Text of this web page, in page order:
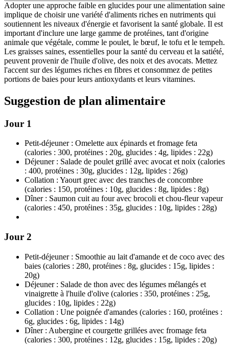
Adopter une approche faible en glucides pour une alimentation saine
implique de choisir une variété d'aliments riches en nutriments qui
soutiennent les niveaux d'énergie et favorisent la santé globale. Il est
important d'inclure une large gamme de protéines, tant d'origine
animale que végétale, comme le poulet, le bœuf, le tofu et le tempeh.
Les graisses saines, essentielles pour la santé du cerveau et la satiété,
peuvent provenir de l'huile d'olive, des noix et des avocats. Mettez
l'accent sur des légumes riches en fibres et consommez de petites
portions de baies pour leurs antioxydants et leurs vitamines.
Suggestion de plan alimentaire
Jour 1
Petit-déjeuner : Omelette aux épinards et fromage feta
(calories : 300, protéines : 20g, glucides : 4g, lipides : 22g)
Déjeuner : Salade de poulet grillé avec avocat et noix (calories
: 400, protéines : 30g, glucides : 12g, lipides : 26g)
Collation : Yaourt grec avec des tranches de concombre
(calories : 150, protéines : 10g, glucides : 8g, lipides : 8g)
Dîner : Saumon cuit au four avec brocoli et chou-fleur vapeur
(calories : 450, protéines : 35g, glucides : 10g, lipides : 28g)
Jour 2
Petit-déjeuner : Smoothie au lait d'amande et de coco avec des
baies (calories : 280, protéines : 8g, glucides : 15g, lipides :
20g)
Déjeuner : Salade de thon avec des légumes mélangés et
vinaigrette à l'huile d'olive (calories : 350, protéines : 25g,
glucides : 10g, lipides : 22g)
Collation : Une poignée d'amandes (calories : 160, protéines :
6g, glucides : 6g, lipides : 14g)
Dîner : Aubergine et courgette grillées avec fromage feta
(calories : 300, protéines : 12g, glucides : 15g, lipides : 20g)